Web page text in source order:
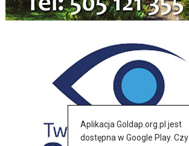
Aplikacja Goldap.org.pl jest
dostępna w Google Play. Czy